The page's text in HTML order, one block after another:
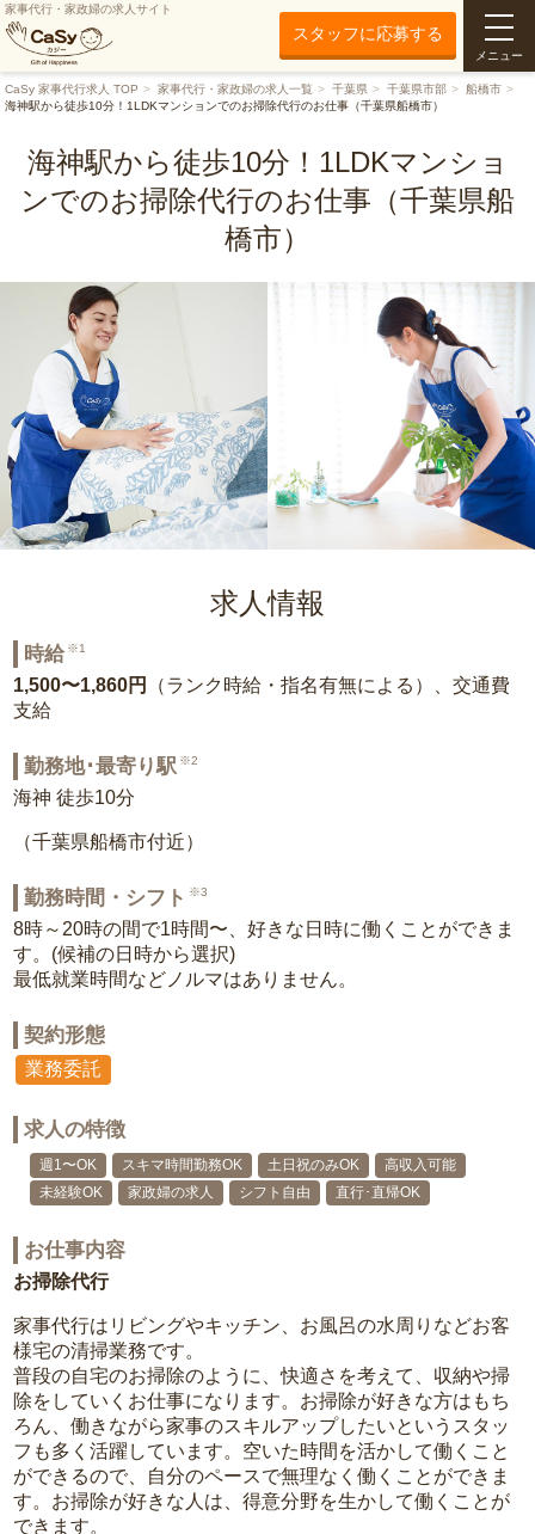
家事代行・家政婦の求人サイト
スタッフに応募する
メニュー
CaSy 家事代行求人 TOP 家事代行・家政婦の求人一覧 千葉県 千葉県市部
船橋市
海神駅から徒歩10分！1LDKマンションでのお掃除代行のお仕事（千葉県船橋市）
海神駅から徒歩10分！1LDKマンショ
ンでのお掃除代行のお仕事（千葉県船
橋市）
求人情報
時給 ※1
1,500〜1,860円
（ランク時給・指名有無による）、交通費
支給
勤務地･最寄り駅 ※2
海神 徒歩10分
（千葉県船橋市付近）
勤務時間・シフト ※3
8時～20時の間で1時間〜、好きな日時に働くことができま
す。(候補の日時から選択)
最低就業時間などノルマはありません。
契約形態
業務委託
求人の特徴
週1〜OK スキマ時間勤務OK 土日祝のみOK
高収入可能
未経験OK
家政婦の求人 シフト自由 直行･直帰OK
お仕事内容
お掃除代行
家事代行はリビングやキッチン、お風呂の水周りなどお客
様宅の清掃業務です。
普段の自宅のお掃除のように、快適さを考えて、収納や掃
除をしていくお仕事になります。お掃除が好きな方はもち
ろん、働きながら家事のスキルアップしたいというスタッ
フも多く活躍しています。空いた時間を活かして働くこと
ができるので、自分のペースで無理なく働くことができま
す。お掃除が好きな人は、得意分野を生かして働くことが
できます。